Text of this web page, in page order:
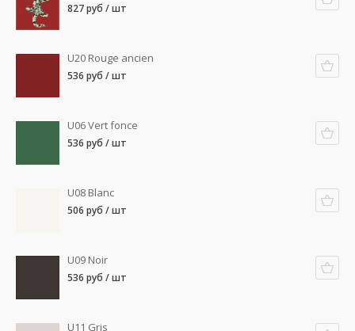
827 руб / шт
U20 Rouge ancien
536 руб / шт
U06 Vert fonce
536 руб / шт
U08 Blanc
506 руб / шт
U09 Noir
536 руб / шт
U11 Gris